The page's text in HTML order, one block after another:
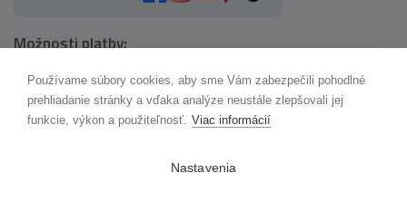
Možnosti platby:
Používame súbory cookies, aby sme Vám zabezpečili pohodlné
prehliadanie stránky a vďaka analýze neustále zlepšovali jej
funkcie, výkon a použiteľnosť. Viac informácií
Nastavenia
AI pomocník Maxík
Online